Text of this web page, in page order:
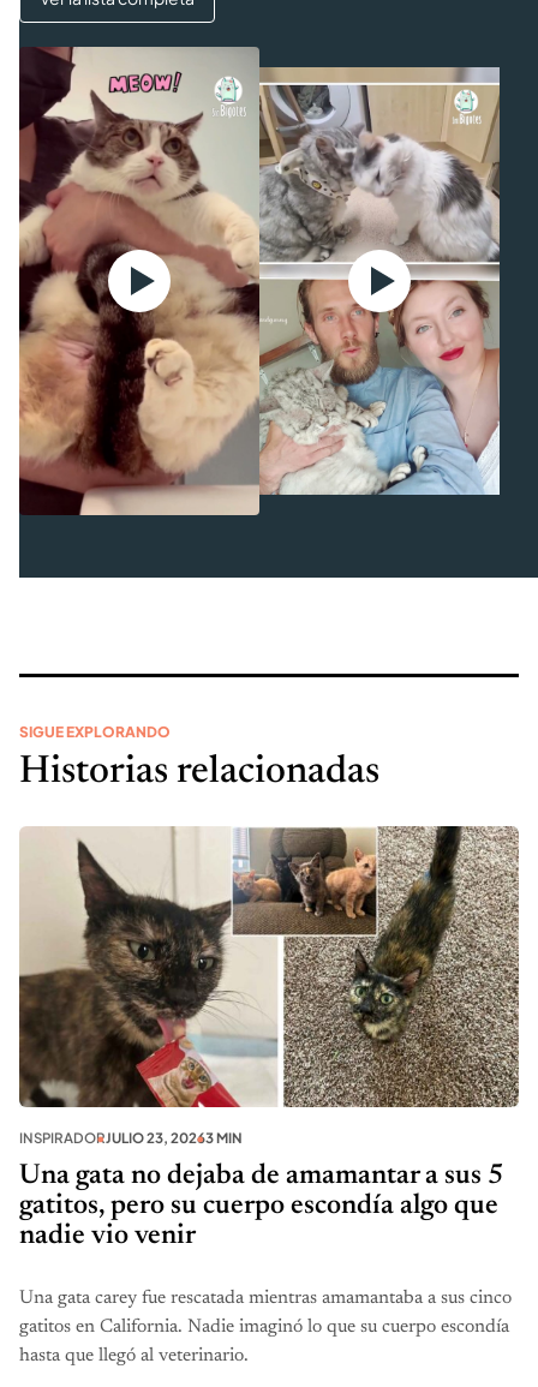
SIGUE EXPLORANDO
Historias relacionadas
INSPIRADORJULIO 23, 20263 MIN
Una gata no dejaba de amamantar a sus 5
gatitos, pero su cuerpo escondía algo que
nadie vio venir
Una gata carey fue rescatada mientras amamantaba a sus cinco
gatitos en California. Nadie imaginó lo que su cuerpo escondía
hasta que llegó al veterinario.